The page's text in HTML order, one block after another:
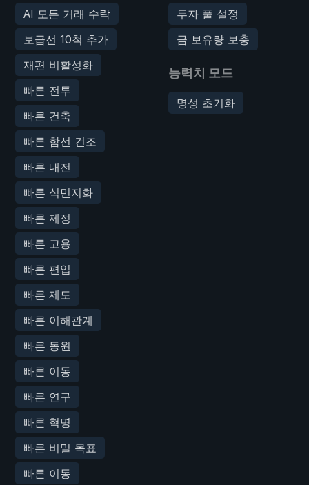
AI 모든 거래 수락
보급선 10척 추가
재편 비활성화
빠른 전투
빠른 건축
빠른 함선 건조
빠른 내전
빠른 식민지화
빠른 제정
빠른 고용
빠른 편입
빠른 제도
빠른 이해관계
빠른 동원
빠른 이동
빠른 연구
빠른 혁명
빠른 비밀 목표
빠른 이동
투자 풀 설정
금 보유량 보충
능력치 모드
명성 초기화